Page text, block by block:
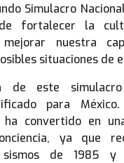
Simulacro
fortalecer la
nuestra
situaciones de
de este
para
ha convertido en
ya que
sismos de 1985 y